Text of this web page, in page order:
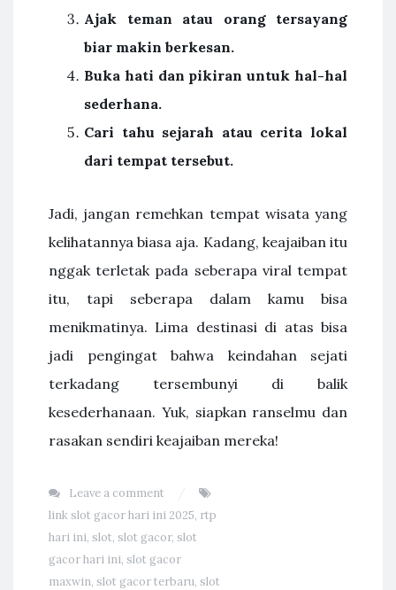
Ajak teman atau orang tersayang
biar makin berkesan.
Buka hati dan pikiran untuk hal-hal
sederhana.
Cari tahu sejarah atau cerita lokal
dari tempat tersebut.
Jadi, jangan remehkan tempat wisata yang
kelihatannya biasa aja. Kadang, keajaiban itu
nggak terletak pada seberapa viral tempat
itu, tapi seberapa dalam kamu bisa
menikmatinya. Lima destinasi di atas bisa
jadi pengingat bahwa keindahan sejati
terkadang tersembunyi di balik
kesederhanaan. Yuk, siapkan ranselmu dan
rasakan sendiri keajaiban mereka!
Leave a comment
link slot gacor hari ini 2025, rtp
hari ini, slot, slot gacor, slot
gacor hari ini, slot gacor
maxwin, slot gacor terbaru, slot